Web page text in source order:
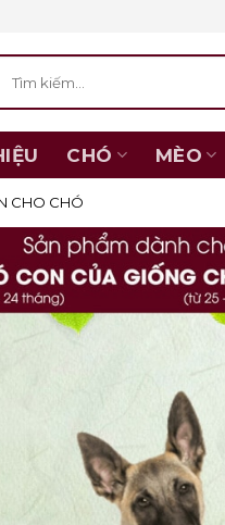
kiếm:
CHÓ MÈO
CHO CHÓ